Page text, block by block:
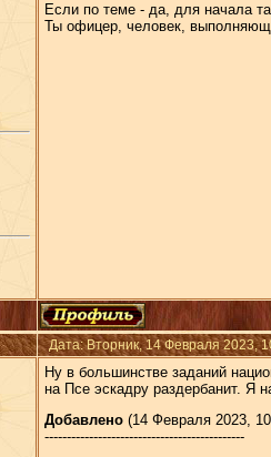
Если по теме - да, для начала
Ты офицер, человек,
Дата: Вторник, 14 Февраля 2023,
Ну в большинстве заданий
на Псе эскадру раздербанит. Я
Добавлено (14 Февраля 2023,
---------------------------------------------